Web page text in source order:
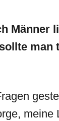
Männer
man
meine